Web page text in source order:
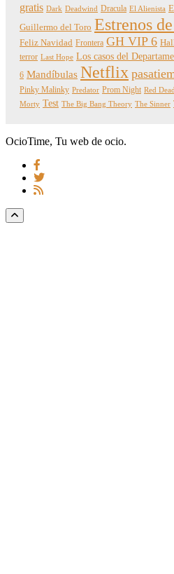
gratis Dark Deadwind Dracula El Alienista
Guillermo del Toro Estrenos
Feliz Navidad Frontera GH VIP 6
terror Last Hope Los casos del
6 Mandíbulas Netflix
Pinky Malinky Predator Prom Night Red
Morty Test The Big Bang Theory The Sinner
OcioTime, Tu web de ocio.